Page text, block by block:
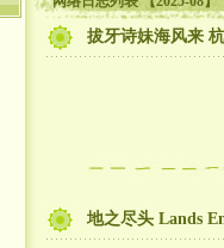
拔牙诗妹海风来
地之尽头 Lands